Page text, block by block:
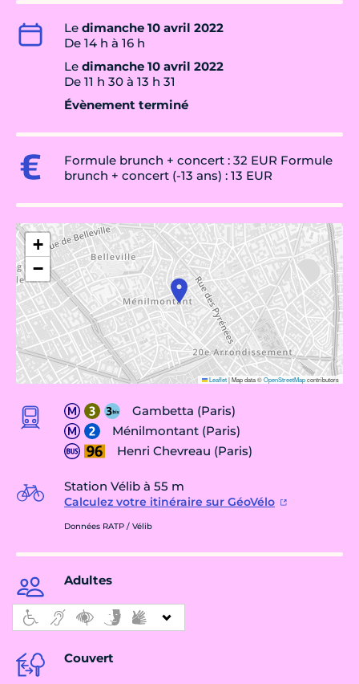
Le dimanche 10 avril 2022
De 14 h à 16 h
Le dimanche 10 avril 2022
De 11 h 30 à 13 h 31
Évènement terminé
Formule brunch + concert : 32 EUR Formule
brunch + concert (-13 ans) : 13 EUR
+
−
Leaflet|Map data ©OpenStreetMapcontributors
Gambetta (Paris)
Ménilmontant (Paris)
Henri Chevreau (Paris)
Station Vélib à 55 m
Calculez votre itinéraire sur GéoVélo
Données RATP / Vélib
Adultes
Couvert